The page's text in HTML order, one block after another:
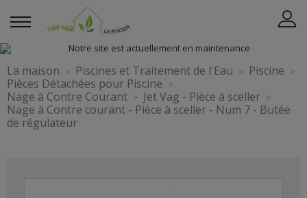
La maison Piscines et Traitement de l'Eau
Piscine
Pièces Détachées pour Piscine
Nage à Contre Courant
Jet Vag - Pièce à sceller
Nage à Contre courant - Pièce à sceller - Num 7 - Butée
de régulateur